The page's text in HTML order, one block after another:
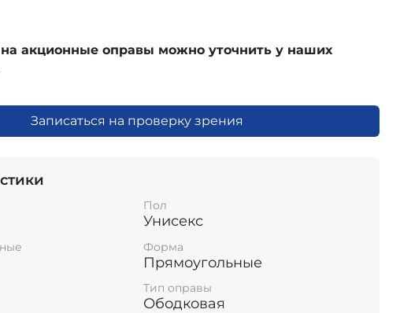
акционные оправы можно уточнить у наших
Записаться на проверку зрения
Пол
Унисекс
Форма
Прямоугольные
Тип оправы
Ободковая